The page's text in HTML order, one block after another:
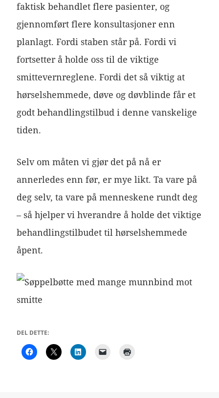
faktisk behandlet flere pasienter, og
gjennomført flere konsultasjoner enn
planlagt. Fordi staben står på. Fordi vi
fortsetter å holde oss til de viktige
smittevernreglene. Fordi det så viktig at
hørselshemmede, døve og døvblinde får et
godt behandlingstilbud i denne vanskelige
tiden.
Selv om måten vi gjør det på nå er
annerledes enn før, er mye likt. Ta vare på
deg selv, ta vare på menneskene rundt deg
– så hjelper vi hverandre å holde det viktige
behandlingstilbudet til hørselshemmede
åpent.
DEL DETTE: